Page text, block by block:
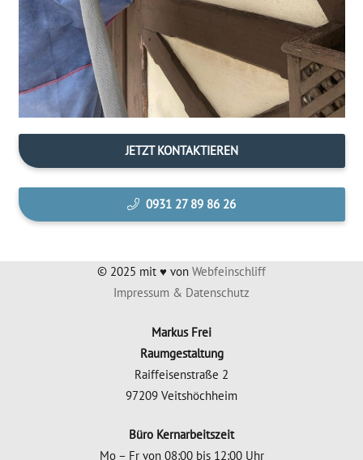
JETZT KON­TAK­TIE­REN
0931 27 89 86 26
© 2025 mit ♥ von Web­fein­schliff
Impres­sum & Datenschutz
Mar­kus Frei
Raumgestaltung
Raiff­ei­sen­stra­ße 2
97209 Veitshöchheim
Büro Kern­ar­beits­zeit
Mo – Fr von 08:00 bis 12:00 Uhr